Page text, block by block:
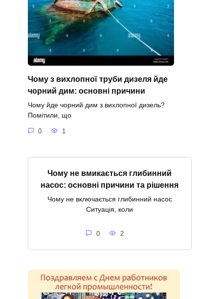
Чому з вихлопної труби дизеля йде
чорний дим: основні причини
Чому йде чорний дим з вихлопної дизель?
Помітили, що
0 1
Чому не вмикається глибинний
насос: основні причини та рішення
Чому не включається глибинний насос
Ситуація, коли
0 2